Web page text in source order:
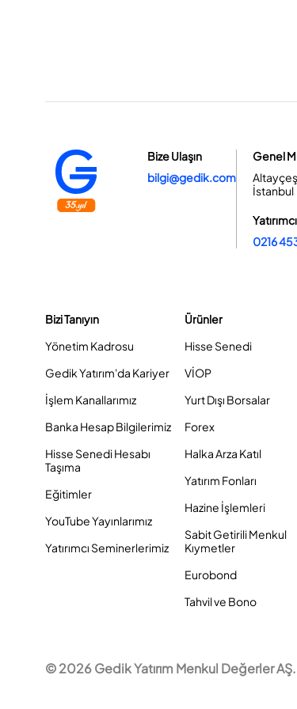
Bize Ulaşın
bilgi@gedik.com
Genel
İstanbul
0216
Bizi Tanıyın
Yönetim Kadrosu
Gedik Yatırım'da Kariyer
İşlem Kanallarımız
Banka Hesap Bilgilerimiz
Hisse Senedi Hesabı
Taşıma
Eğitimler
YouTube Yayınlarımız
Yatırımcı Seminerlerimiz
Ürünler
Hisse Senedi
VİOP
Yurt Dışı Borsalar
Forex
Halka Arza Katıl
Yatırım Fonları
Hazine İşlemleri
Sabit Getirili Menkul
Kıymetler
Eurobond
Tahvil ve Bono
© 2026 Gedik Yatırım Menkul Değerler AŞ.